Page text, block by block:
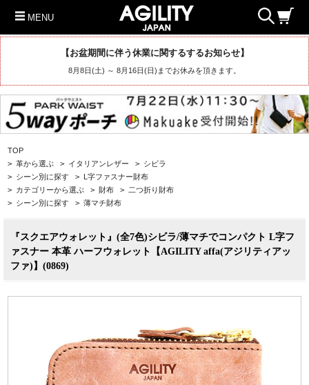
MENU
【お盆期間に伴う休業に関するするお知らせ】
8月8日(土) ～ 8月16日(日)までお休みを頂きます。
TOP
> 革から選ぶ > イタリアンレザー > シビラ
> シーン別に探す > L字ファスナー財布
> カテゴリーから選ぶ > 財布 > 二つ折り財布
> シーン別に探す > 薄マチ財布
『スクエアウォレット』(全7色)シビラ/薄マチでコンパクト L字フ
ァスナー 本革 ハーフウォレット【AGILITY affa(アジリティアッ
ファ)】(0869)